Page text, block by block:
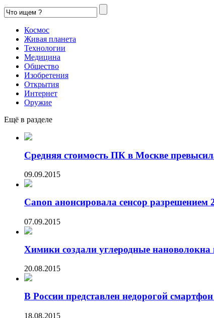
Космос
Живая планета
Технологии
Медицина
Общество
Изобретения
Открытия
Интернет
Оружие
Ещё в разделе
Средняя стоимость ПК в Москве
09.09.2015
Canon анонсировала сенсор разрешением
07.09.2015
Химики создали углеродные нановолокна
20.08.2015
В России представлен недорогой
18.08.2015